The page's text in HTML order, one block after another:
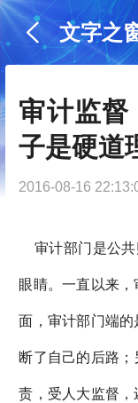
文字之
审计监督
子是硬道
2016-08-16
审计部门是公共
眼睛。一直以来
面，审计部门端
断了自己的后路
责，受人大监督